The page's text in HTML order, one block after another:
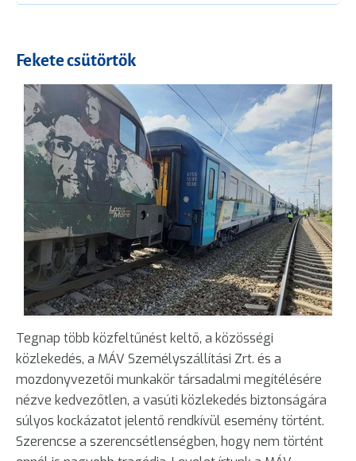
Fekete csütörtök
Tegnap több közfeltűnést keltő, a közösségi
közlekedés, a MÁV Személyszállítási Zrt. és a
mozdonyvezetői munkakör társadalmi megítélésére
nézve kedvezőtlen, a vasúti közlekedés biztonságára
súlyos kockázatot jelentő rendkívül esemény történt.
Szerencse a szerencsétlenségben, hogy nem történt